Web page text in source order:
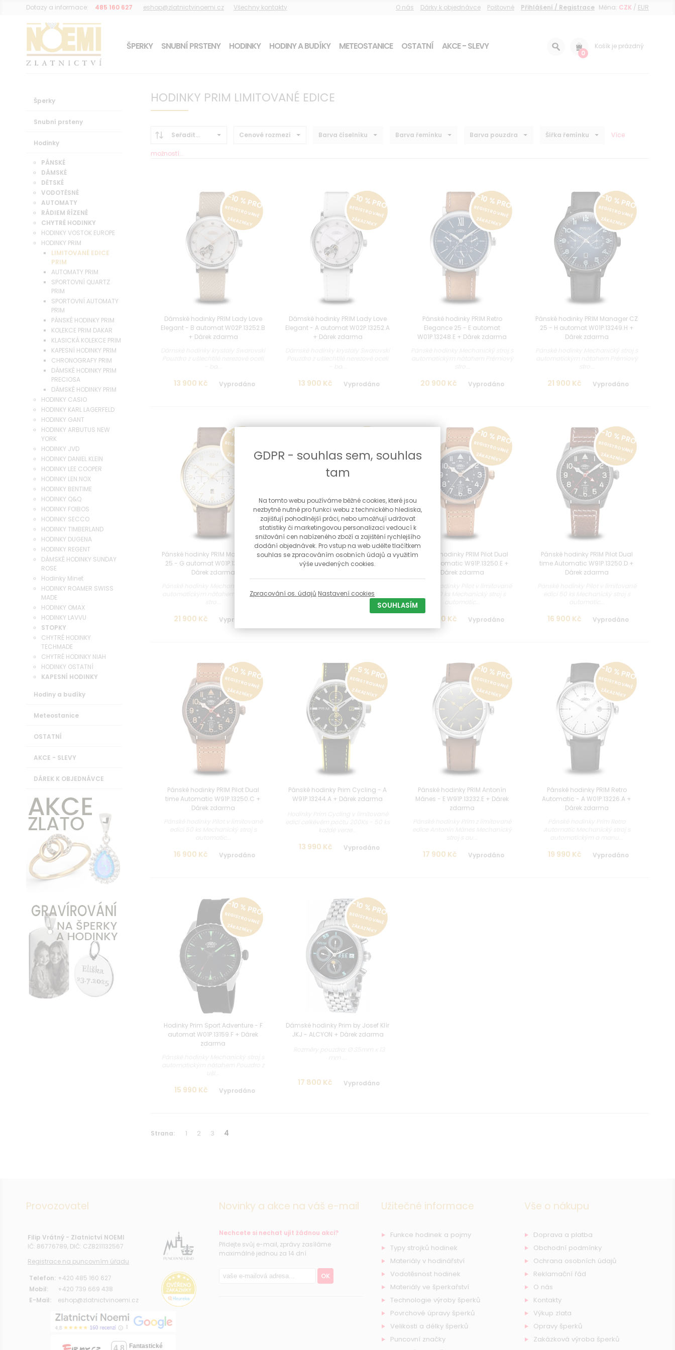
Dotazy a informace: 485 160 627 eshop@zlatnictvinoemi.cz Všechny kontakty O nás Dárky k objednávce Poštovné Přihlášení / Registrace Měna: CZK / EUR
0
Košík je prázdný
ŠPERKY SNUBNÍ PRSTENY HODINKY HODINY A BUDÍKY METEOSTANICE OSTATNÍ
AKCE - SLEVY
Šperky
Snubní prsteny
Hodinky
PÁNSKÉ
DÁMSKÉ
DĚTSKÉ
VODOTĚSNÉ
AUTOMATY
RÁDIEM ŘÍZENÉ
CHYTRÉ HODINKY
HODINKY VOSTOK EUROPE
HODINKY PRIM
LIMITOVANÉ EDICE
PRIM
AUTOMATY PRIM
SPORTOVNÍ QUARTZ
PRIM
SPORTOVNÍ AUTOMATY
PRIM
PÁNSKÉ HODINKY PRIM
KOLEKCE PRIM DAKAR
KLASICKÁ KOLEKCE PRIM
KAPESNÍ HODINKY PRIM
CHRONOGRAFY PRIM
DÁMSKÉ HODINKY PRIM
PRECIOSA
DÁMSKÉ HODINKY PRIM
HODINKY CASIO
HODINKY KARL LAGERFELD
HODINKY GANT
HODINKY ARBUTUS NEW
YORK
HODINKY JVD
HODINKY DANIEL KLEIN
HODINKY LEE COOPER
HODINKY LEN.NOX
HODINKY BENTIME
HODINKY Q&Q
HODINKY FOIBOS
HODINKY SECCO
HODINKY TIMBERLAND
HODINKY DUGENA
HODINKY REGENT
DÁMSKÉ HODINKY SUNDAY
ROSE
Hodinky Minet
HODINKY ROAMER SWISS
MADE
HODINKY OMAX
HODINKY LAVVU
STOPKY
CHYTRÉ HODINKY
TECHMADE
CHYTRÉ HODINKY NIAH
HODINKY OSTATNÍ
KAPESNÍ HODINKY
Hodiny a budíky
Meteostanice
OSTATNÍ
AKCE - SLEVY
DÁREK K OBJEDNÁVCE
HODINKY PRIM LIMITOVANÉ EDICE
Seřadit... Cenové rozmezí Barva číselníku Barva řemínku Barva pouzdra Šířka řemínku Více
možností...
-10 % PRO
REGISTROVANÉ
ZÁKAZNÍKY
Dámské hodinky PRIM Lady Love
Elegant - B automat W02P.13252.B
+ Dárek zdarma
13 900 Kč Vyprodáno
-10 % PRO
REGISTROVANÉ
ZÁKAZNÍKY
Dámské hodinky PRIM Lady Love
Elegant - A automat W02P.13252.A
+ Dárek zdarma
13 900 Kč Vyprodáno
-10 % PRO
REGISTROVANÉ
ZÁKAZNÍKY
Pánské hodinky PRIM Retro
Elegance 25 - E automat
W01P.13248.E + Dárek zdarma
20 900 Kč Vyprodáno
-10 % PRO
REGISTROVANÉ
ZÁKAZNÍKY
Pánské hodinky PRIM Manager CZ
25 - H automat W01P.13249.H +
Dárek zdarma
21 900 Kč Vyprodáno
-10 % PRO
REGISTROVANÉ
ZÁKAZNÍKY
Pánské hodinky PRIM Manager CZ
25 - G automat W01P.13249.G +
Dárek zdarma
automatickým nátahem Prémiový
21 900 Kč Vyprodáno
ZÁKAZNÍKY
Pánské hodinky PRIM Manager CZ
25 - C automat W01P.13249.C +
automatickým nátahem Prémiový
-10 % PRO
REGISTROVANÉ
ZÁKAZNÍKY
Pánské hodinky PRIM Pilot Dual
time Automatic W91P.13250.E +
Dárek zdarma
16 900 Kč Vyprodáno
-10 % PRO
REGISTROVANÉ
ZÁKAZNÍKY
Pánské hodinky PRIM Pilot Dual
time Automatic W91P.13250.D +
Dárek zdarma
16 900 Kč Vyprodáno
-10 % PRO
REGISTROVANÉ
ZÁKAZNÍKY
Pánské hodinky PRIM Pilot Dual
time Automatic W91P.13250.C +
Dárek zdarma
16 900 Kč Vyprodáno
-5 % PRO
REGISTROVANÉ
ZÁKAZNÍKY
Pánské hodinky Prim Cycling - A
W91P.13244.A + Dárek zdarma
13 990 Kč Vyprodáno
-10 % PRO
REGISTROVANÉ
ZÁKAZNÍKY
Pánské hodinky PRIM Antonín
Mánes - E W91P.13232.E + Dárek
zdarma
17 900 Kč Vyprodáno
-10 % PRO
REGISTROVANÉ
ZÁKAZNÍKY
Pánské hodinky PRIM Retro
Automatic - A W01P.13226.A +
Dárek zdarma
19 990 Kč Vyprodáno
-10 % PRO
REGISTROVANÉ
ZÁKAZNÍKY
Hodinky Prim Sport Adventure - F
automat W01P.13159.F + Dárek
zdarma
15 990 Kč Vyprodáno
-10 % PRO
REGISTROVANÉ
ZÁKAZNÍKY
Dámské hodinky Prim by Josef Klír
JKJ - ALCYON + Dárek zdarma
17 800 Kč Vyprodáno
Strana: 1 2 3 4
Provozovatel
Filip Vrátný - Zlatnictví NOEMI
IČ: 86776789, DIČ: CZ8211132567
Registrace na puncovním úřadu
Telefon: +420 485 160 627
Mobil:
+420 739 669 438
E-Mail:
eshop@zlatnictvinoemi.cz
Novinky a akce na váš e-mail
Nechcete si nechat ujít žádnou akci?
Přidejte svůj e-mail, zprávy zasíláme
maximálně jednou za 14 dní
OK
Užitečné informace
Funkce hodinek a pojmy
Typy strojků hodinek
Materiály v hodinářství
Vodotěsnost hodinek
Materiály ve šperkařství
Technologie výroby šperků
Povrchové úpravy šperků
Velikosti a délky šperků
Puncovní značky
Vše o nákupu
Doprava a platba
Obchodní podmínky
Ochrana osobních údajů
Reklamační řád
O nás
Kontakty
Výkup zlata
Opravy šperků
Zakázková výroba šperků
GDPR - souhlas sem, souhlas
tam
Na tomto webu používáme běžné cookies, které jsou
nezbytně nutné pro funkci webu z technického hlediska,
zajišťují pohodlnější práci, nebo umožňují udržovat
statistiky či marketingovou personalizaci vedoucí k
snižování cen nabízeného zboží a zajištění rychlejšího
dodání objednávek. Pro vstup na web udělte tlačítkem
souhlas se zpracováním osobních údajů a využitím
výše uvedených cookies.
Zpracování os. údajů Nastavení cookies
SOUHLASÍM